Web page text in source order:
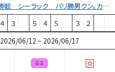
男女Ｗ優勝戦 シーラック バリ勝男クン。カップ
４ ３ ５ ４ ５ ３ ２
2026/06/12 ~ 2026/06/17
Ｇ３